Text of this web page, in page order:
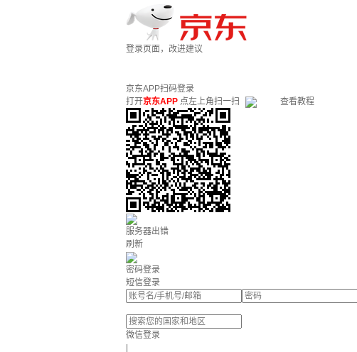
登录页面，改进建议
京东APP扫码登录
打开京东APP 点左上角扫一扫 查看教程
服务器出错
刷新
密码登录
短信登录
微信登录